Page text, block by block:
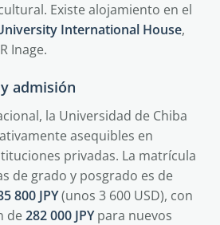
Existe alojamiento en el
International House,
Inage.
admisión
la Universidad de Chiba
asequibles en
privadas. La matrícula
de grado y posgrado es de
800 JPY(unos 3 600 USD), con
de282 000 JPYpara nuevos